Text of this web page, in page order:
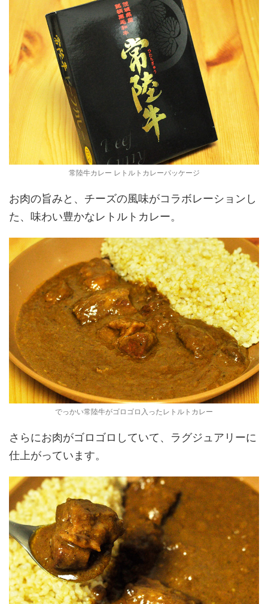
常陸牛カレー レトルトカレーパッケージ
お肉の旨みと、チーズの風味がコラボレーションし
た、味わい豊かなレトルトカレー。
でっかい常陸牛がゴロゴロ入ったレトルトカレー
さらにお肉がゴロゴロしていて、ラグジュアリーに
仕上がっています。